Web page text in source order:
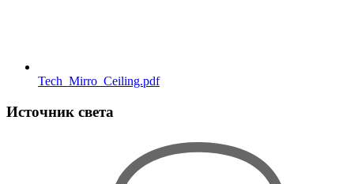
Tech_Mirro_Ceiling.pdf
Источник света